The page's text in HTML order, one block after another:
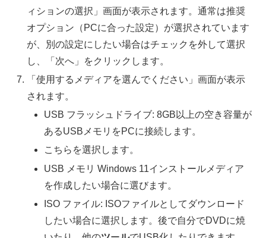
ィションの選択」画面が表示されます。通常は推奨
オプション（PCに合った設定）が選択されています
が、別の設定にしたい場合はチェックを外して選択
し、「次へ」をクリックします。
「使用するメディアを選んでください」画面が表示
されます。
USB フラッシュドライブ: 8GB以上の空き容量が
あるUSBメモリをPCに接続します。
こちらを選択します。
USB メモリ Windows 11インストールメディア
を作成したい場合に選びます。
ISO ファイル: ISOファイルとしてダウンロード
したい場合に選択します。後で自分でDVDに焼